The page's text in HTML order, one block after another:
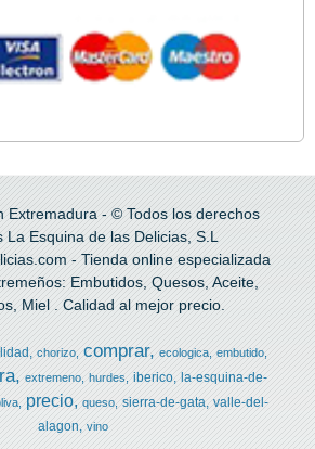
Extremadura - © Todos los derechos
La Esquina de las Delicias, S.L
- Tienda online especializada
Embutidos, Quesos, Aceite,
Miel . Calidad al mejor precio.
chorizo comprar ecologica embutido
extremeno hurdes iberico
la-esquina-de-
precio queso sierra-de-gata valle-del-
alagon
vino